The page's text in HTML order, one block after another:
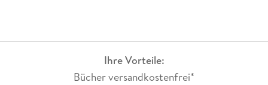
Ihre Vorteile:
Bücher versandkostenfrei*